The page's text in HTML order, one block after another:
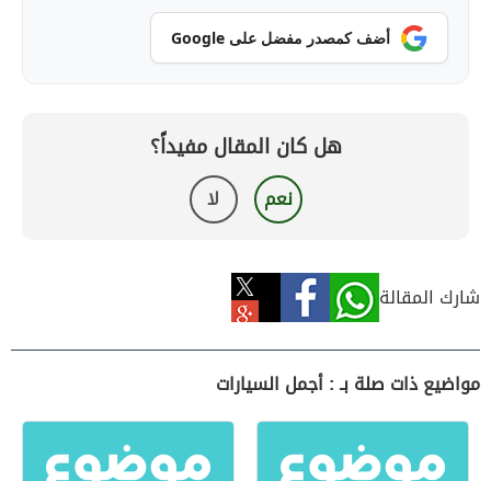
أضف كمصدر مفضل على Google
هل كان المقال مفيداً؟
نعم لا
شارك المقالة
مواضيع ذات صلة بـ : أجمل السيارات